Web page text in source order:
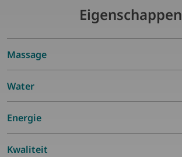
Eigenschappen
Massage
Water
Energie
Kwaliteit